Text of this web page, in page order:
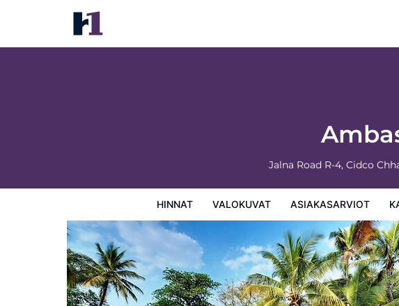
Jalna Road R-4, Cidco
HINNAT VALOKUVAT ASIAKASARVIOT
Ambassador Ajanta
Hinnat